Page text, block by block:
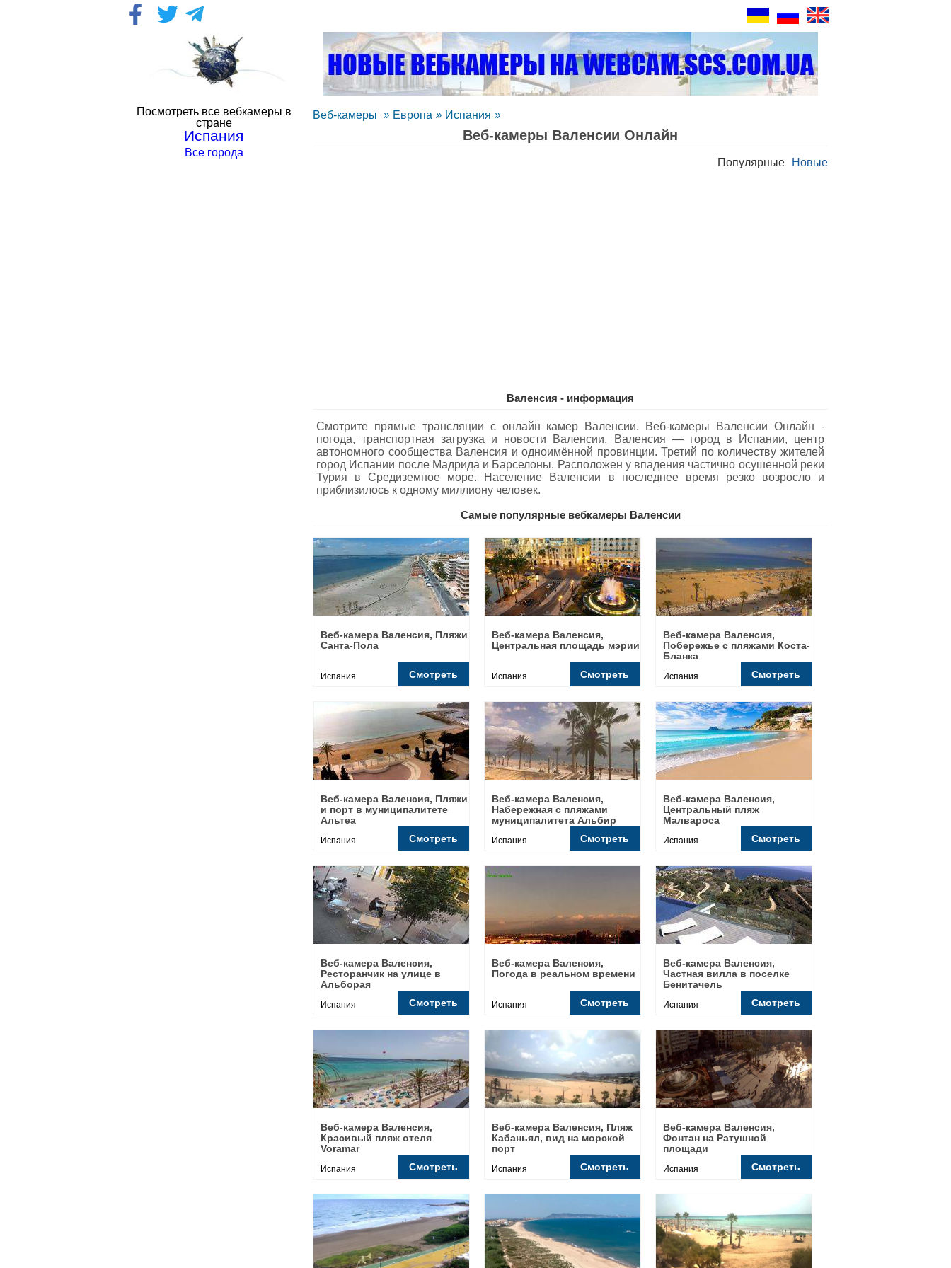
Посмотреть все вебкамеры в
стране
Испания
Все города
Веб-камеры » Европа » Испания »
Веб-камеры Валенсии Oнлайн
Новые
Популярные
Валенсия - информация
Смотрите прямые трансляции с онлайн камер Валенсии. Веб-камеры Валенсии Oнлайн -
погода, транспортная загрузка и новости Валенсии. Валенсия — город в Испании, центр
автономного сообщества Валенсия и одноимённой провинции. Третий по количеству жителей
город Испании после Мадрида и Барселоны. Расположен у впадения частично осушенной реки
Турия в Средиземное море. Население Валенсии в последнее время резко возросло и
приблизилось к одному миллиону человек.
Самые популярные вебкамеры Валенсии
Веб-камера Валенсия, Пляжи
Санта-Пола
Испания Смотреть
Веб-камера Валенсия,
Центральная площадь мэрии
Испания Смотреть
Веб-камера Валенсия,
Побережье с пляжами Коста-
Бланка
Испания Смотреть
Веб-камера Валенсия, Пляжи
и порт в муниципалитете
Альтеа
Испания Смотреть
Веб-камера Валенсия,
Набережная с пляжами
муниципалитета Альбир
Испания Смотреть
Веб-камера Валенсия,
Центральный пляж
Малвароса
Испания Смотреть
Веб-камера Валенсия,
Ресторанчик на улице в
Альборая
Испания Смотреть
Веб-камера Валенсия,
Погода в реальном времени
Испания Смотреть
Веб-камера Валенсия,
Частная вилла в поселке
Бенитачель
Испания Смотреть
Веб-камера Валенсия,
Красивый пляж отеля
Voramar
Испания Смотреть
Веб-камера Валенсия, Пляж
Кабаньял, вид на морской
порт
Испания Смотреть
Веб-камера Валенсия,
Фонтан на Ратушной
площади
Испания Смотреть